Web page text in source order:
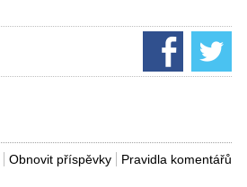
Pravidla komentářů
Obnovit příspěvky